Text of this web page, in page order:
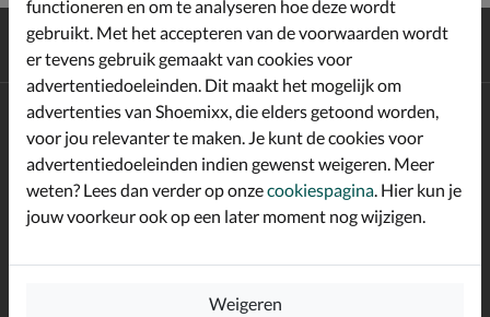
Gratisverzending en retour*
Achterafbetalen
Altijd op de hoogte zijn?
Schrijf je in voor de Shoemixx nieuwsbrief en ontvang €10,-
welkomstkorting!
Inschrijven
functioneren en om te analyseren hoe deze wordt
gebruikt. Met het accepteren van de voorwaarden wordt
er tevens gebruik gemaakt van cookies voor
advertentiedoeleinden. Dit maakt het mogelijk om
advertenties van Shoemixx, die elders getoond worden,
voor jou relevanter te maken. Je kunt de cookies voor
advertentiedoeleinden indien gewenst weigeren. Meer
weten? Lees dan verder op onzecookiespagina. Hier kun je
jouw voorkeur ook op een later moment nog wijzigen.
Weigeren